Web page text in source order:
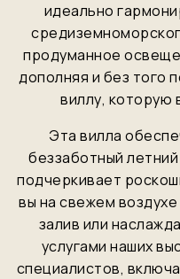
идеально
продуманное
дополняя и без
виллу, которую
Эта вилла
беззаботный
подчеркивает
вы на свежем
залив или
услугами наших
специалистов,